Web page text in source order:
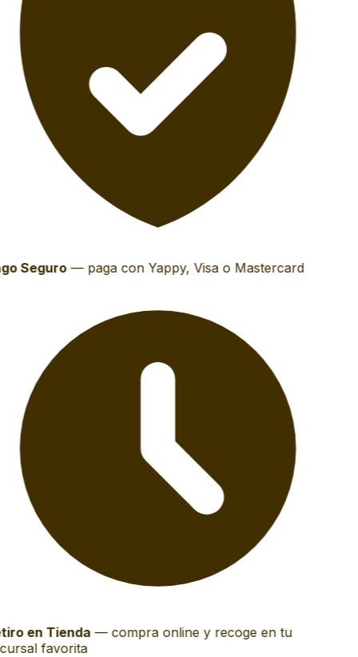
Seguro—paga con Yappy, Visa o Mastercard
en Tienda—compra online y recoge en tu
favorita